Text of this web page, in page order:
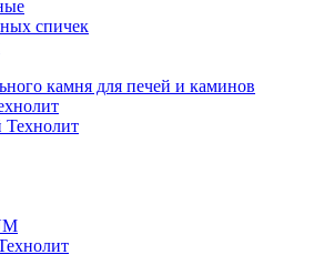
спичек
камня для печей и каминов
Технолит